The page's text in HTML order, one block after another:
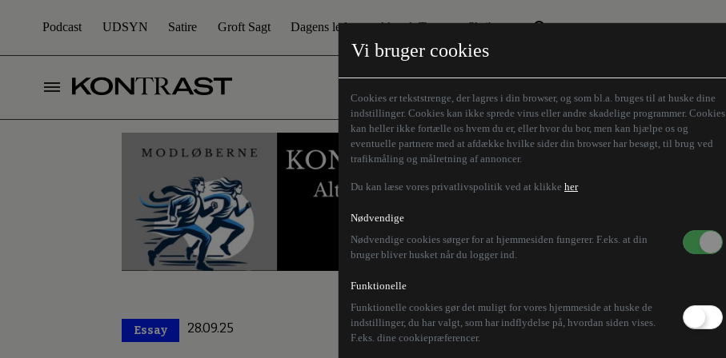
Vi bruger cookies
Cookies er tekststrenge, der lagres i din browser, og som bl.a. bruges til at huske dine
indstillinger. Cookies kan ikke sprede virus eller andre skadelige programmer. Cookies
kan heller ikke fortælle os hvem du er, eller hvor du bor, men kan hjælpe os og
eventuelle partnere med at afdække hvilke sider din browser har besøgt, til brug ved
trafikmåling og målretning af annoncer.
Du kan læse vores privatlivspolitik ved at klikke her
Nødvendige
Nødvendige cookies sørger for at hjemmesiden fungerer. F.eks. at din
bruger bliver husket når du logger ind.
Funktionelle
Funktionelle cookies gør det muligt for vores hjemmeside at huske de
indstillinger, du har valgt, som har indflydelse på, hvordan siden vises.
F.eks. dine cookiepræferencer.
Podcast UDSYN Satire Groft Sagt Dagens leder Aktuelt Tema
Den borgelige brille
Humaniora forfra
Store Danskere
Skribenter
Z-aksen
Essay 28.09.25